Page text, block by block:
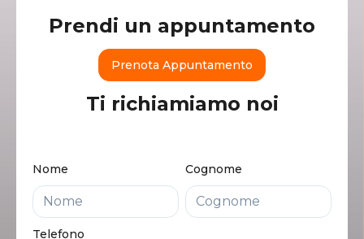
Prendi un appuntamento
Prenota Appuntamento
Ti richiamiamo noi
Nome Cognome
Telefono